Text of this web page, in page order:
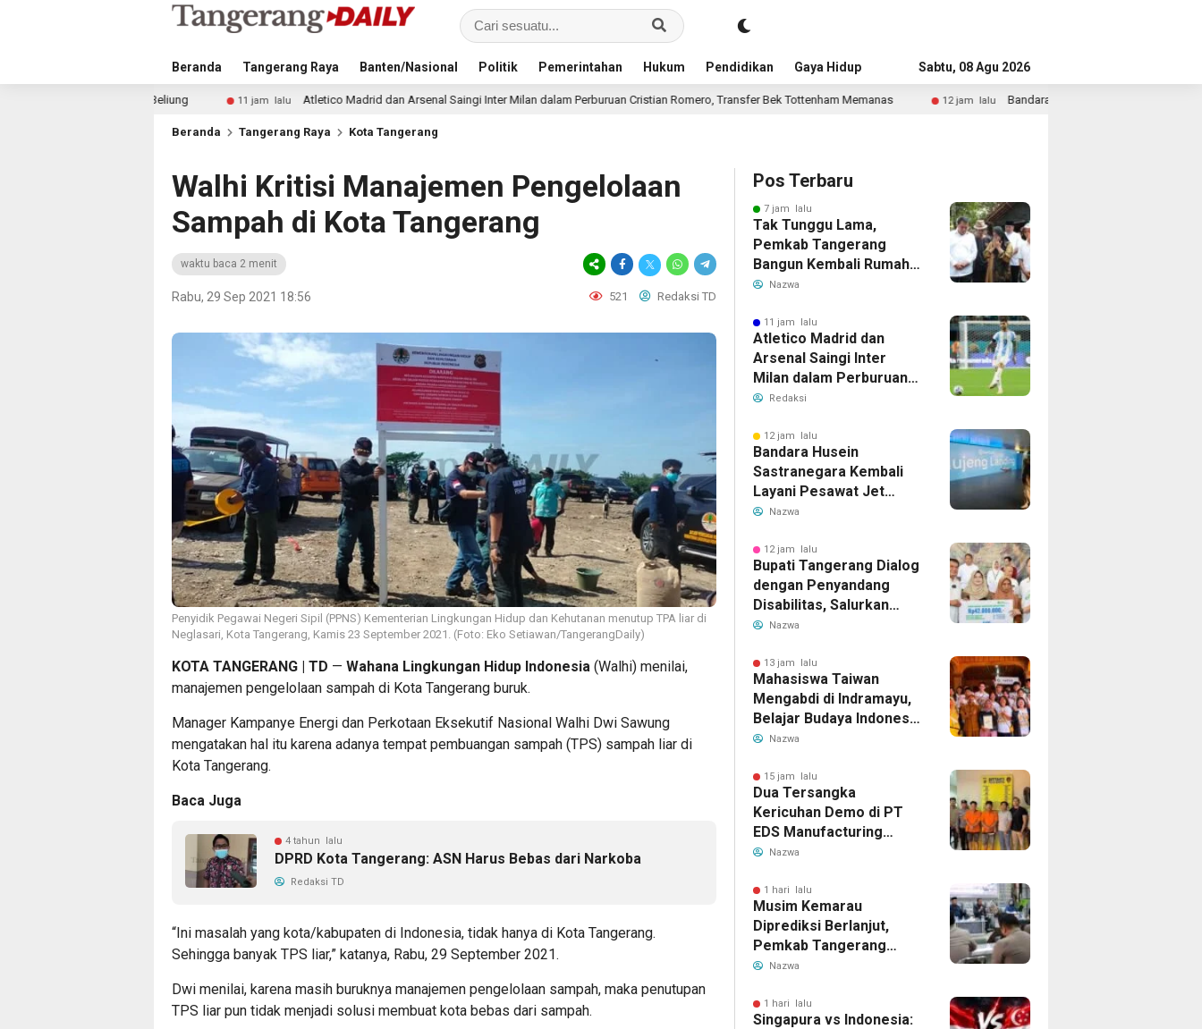
Beranda Tangerang Raya Banten/Nasional Politik Pemerintahan Hukum Pendidikan Gaya Hidup AdvertorialSabtu, 08 Agu 2026
Atletico Madrid dan Arsenal Saingi Inter Milan dalam Perburuan Cristian Romero, Transfer Bek Tottenham Memanas 12 jam lalu Bandara Husein Sastranegara Kembali Layani Pesawat Jet Mulai 14
Beranda Tangerang Raya Kota Tangerang
Walhi Kritisi Manajemen Pengelolaan
Sampah di Kota Tangerang
waktu baca 2 menit
Rabu, 29 Sep 2021 18:56 521 Redaksi TD
Penyidik Pegawai Negeri Sipil (PPNS) Kementerian Lingkungan Hidup dan Kehutanan menutup TPA liar di
Neglasari, Kota Tangerang, Kamis 23 September 2021. (Foto: Eko Setiawan/TangerangDaily)
KOTA TANGERANG | TD — Wahana Lingkungan Hidup Indonesia (Walhi) menilai,
manajemen pengelolaan sampah di Kota Tangerang buruk.
Manager Kampanye Energi dan Perkotaan Eksekutif Nasional Walhi Dwi Sawung
mengatakan hal itu karena adanya tempat pembuangan sampah (TPS) sampah liar di
Kota Tangerang.
Baca Juga
4 tahun lalu
DPRD Kota Tangerang: ASN Harus Bebas dari Narkoba
Redaksi TD
“Ini masalah yang kota/kabupaten di Indonesia, tidak hanya di Kota Tangerang.
Sehingga banyak TPS liar,” katanya, Rabu, 29 September 2021.
Dwi menilai, karena masih buruknya manajemen pengelolaan sampah, maka penutupan
TPS liar pun tidak menjadi solusi membuat kota bebas dari sampah.
Pos Terbaru
7 jam lalu
Tak Tunggu Lama,
Pemkab Tangerang
Bangun Kembali Rumah
Warga yang Roboh
Nazwa
11 jam lalu
Atletico Madrid dan
Arsenal Saingi Inter
Milan dalam Perburuan
Cristian Romero,
Memanas
Redaksi
12 jam lalu
Bandara Husein
Sastranegara Kembali
Layani Pesawat Jet
Mulai 14 Agustus 2026,
Rute Bandung-Denpasar
Nazwa
12 jam lalu
Bupati Tangerang Dialog
dengan Penyandang
Disabilitas, Salurkan
Bantuan dan Tampung
Nazwa
13 jam lalu
Mahasiswa Taiwan
Mengabdi di Indramayu,
Belajar Budaya Indonesia
dan Edukasi Pekerja
Nazwa
15 jam lalu
Dua Tersangka
Kericuhan Demo di PT
EDS Manufacturing
Indonesia Ditahan, Polda
Perebutan Pengelolaan
Limbah
Nazwa
1 hari lalu
Musim Kemarau
Diprediksi Berlanjut,
Pemkab Tangerang
Siapkan Langkah
Bersih
Nazwa
1 hari lalu
Singapura vs Indonesia: